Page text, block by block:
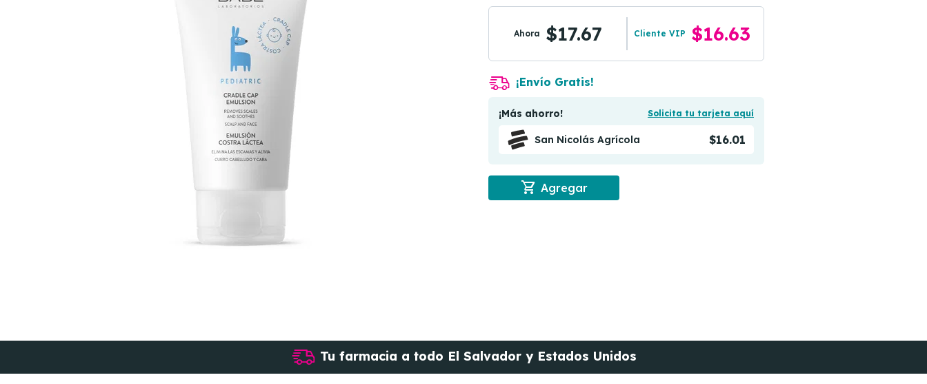
Ahora $17.67 Cliente VIP $16.63
¡Envío Gratis!
¡Más ahorro! Solicita tu tarjeta aquí
San Nicolás Agrícola $16.01
shopping_cart Agregar
Tu farmacia a todo El Salvador y Estados Unidos